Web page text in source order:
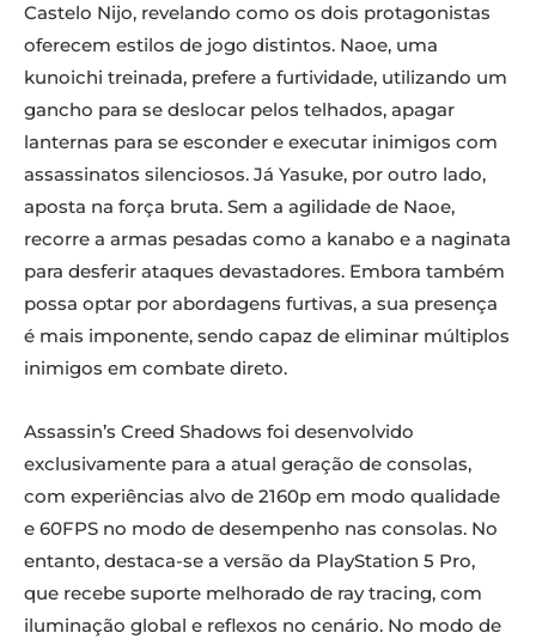
Castelo Nijo, revelando como os dois protagonistas
oferecem estilos de jogo distintos. Naoe, uma
kunoichi treinada, prefere a furtividade, utilizando um
gancho para se deslocar pelos telhados, apagar
lanternas para se esconder e executar inimigos com
assassinatos silenciosos. Já Yasuke, por outro lado,
aposta na força bruta. Sem a agilidade de Naoe,
recorre a armas pesadas como a kanabo e a naginata
para desferir ataques devastadores. Embora também
possa optar por abordagens furtivas, a sua presença
é mais imponente, sendo capaz de eliminar múltiplos
inimigos em combate direto.
Assassin’s Creed Shadows foi desenvolvido
exclusivamente para a atual geração de consolas,
com experiências alvo de 2160p em modo qualidade
e 60FPS no modo de desempenho nas consolas. No
entanto, destaca-se a versão da PlayStation 5 Pro,
que recebe suporte melhorado de ray tracing, com
iluminação global e reflexos no cenário. No modo de